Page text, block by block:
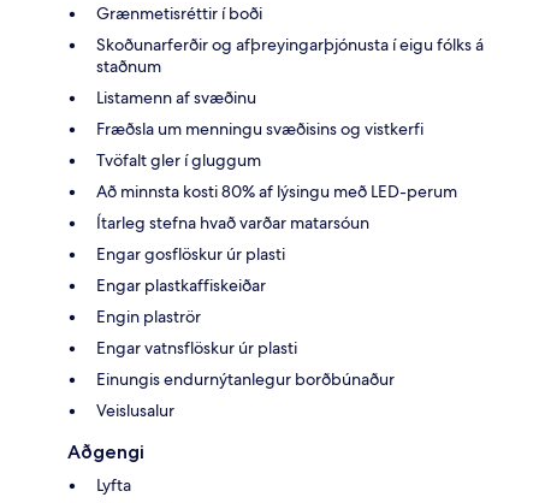
Grænmetisréttir í boði
Skoðunarferðir og afþreyingarþjónusta í eigu fólks á
staðnum
Listamenn af svæðinu
Fræðsla um menningu svæðisins og vistkerfi
Tvöfalt gler í gluggum
Að minnsta kosti 80% af lýsingu með LED-perum
Ítarleg stefna hvað varðar matarsóun
Engar gosflöskur úr plasti
Engar plastkaffiskeiðar
Engin plaströr
Engar vatnsflöskur úr plasti
Einungis endurnýtanlegur borðbúnaður
Veislusalur
Aðgengi
Lyfta